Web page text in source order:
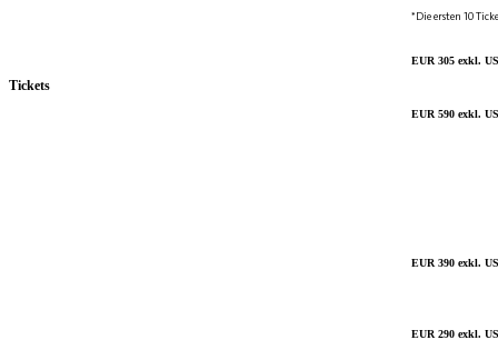
*Die ersten 10
EUR 305 exkl.
EUR 590 exkl.
EUR 390 exkl.
EUR 290 exkl.
Tickets